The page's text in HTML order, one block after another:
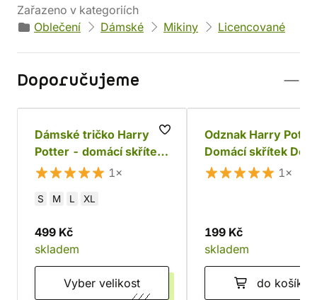
Zařazeno v kategoriích
Oblečení
Dámské Mikiny Licencované
Doporučujeme
Dámské tričko Harry
Potter - domácí skřítek
Dobby, černé 1×
S M L XL
499 Kč
skladem
Vyber velikost
Odznak Harry
Domácí skřítek
1×
199 Kč
skladem
do košíku